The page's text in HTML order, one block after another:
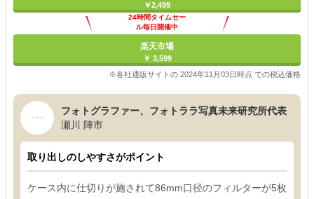
￥2,499
24時間タイムセー
ル毎日開催中
楽天市場
￥ 3,599
※各社通販サイトの 2024年11月03日時点 での税込価格
フォトグラファー、フォトララ写真未来研究所代表
瀬川 陣市
取り出しのしやすさがポイント
ケース内に仕切りが施されて86mm口径のフィルターが5枚